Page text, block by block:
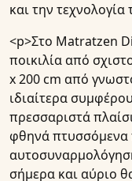
και την
<p>Στο Matratzen
ποικιλία από
x 200 cm από
ιδιαίτερα
πρεσσαριστά
φθηνά πτυσσόμενα
σήμερα και αύριο